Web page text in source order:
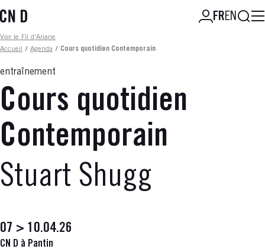
au
principal
FREN
Fil d'ariane
Voir le Fil d'Ariane
Accueil
/ Agenda / Cours quotidien Contemporain
entraînement
Cours quotidien
Contemporain
Stuart Shugg
07 > 10.04.26
CN D à Pantin